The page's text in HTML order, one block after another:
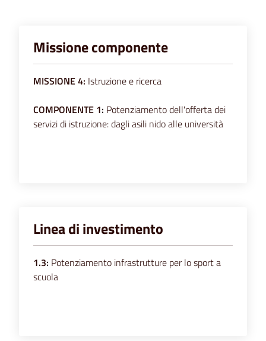
Missione componente
MISSIONE 4: Istruzione e ricerca
COMPONENTE 1: Potenziamento dell'offerta dei
servizi di istruzione: dagli asili nido alle università
Linea di investimento
1.3: Potenziamento infrastrutture per lo sport a
scuola